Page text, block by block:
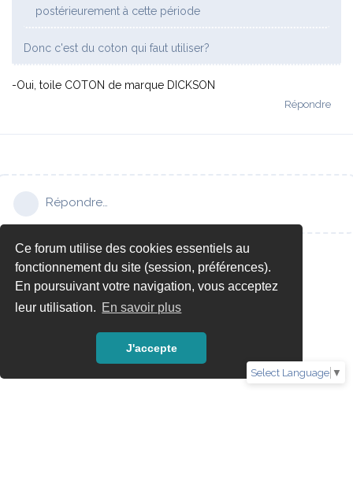
Ce forum utilise des cookies essentiels au
fonctionnement du site (session, préférences).
En poursuivant votre navigation, vous acceptez
leur utilisation. En savoir plus
J'accepte
Select Language ▼
postérieurement à cette période
Donc c'est du coton qui faut utiliser?
-Oui, toile COTON de marque DICKSON
Répondre
Répondre…